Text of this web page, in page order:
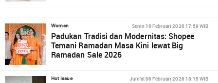
Women Senin 16 Februari 2026 17:59 WIB
Padukan Tradisi dan Modernitas: Shopee
Temani Ramadan Masa Kini lewat Big
Ramadan Sale 2026
Hot Issue Jum'at 06 Februari 2026 18:15 WIB